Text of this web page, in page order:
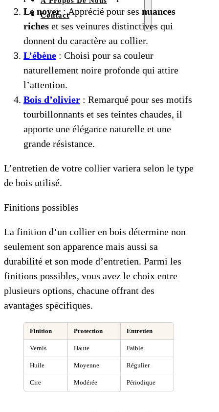
Contact
Le noyer : Apprécié pour ses nuances
riches et ses veinures distinctives qui
donnent du caractère au collier.
L’ébène : Choisi pour sa couleur
naturellement noire profonde qui attire
l’attention.
Bois d’olivier : Remarqué pour ses motifs
tourbillonnants et ses teintes chaudes, il
apporte une élégance naturelle et une
grande résistance.
L’entretien de votre collier variera selon le type
de bois utilisé.
Finitions possibles
La finition d’un collier en bois détermine non
seulement son apparence mais aussi sa
durabilité et son mode d’entretien. Parmi les
finitions possibles, vous avez le choix entre
plusieurs options, chacune offrant des
avantages spécifiques.
Finition Protection Entretien
Vernis Haute Faible
Huile Moyenne Régulier
Cire Modérée Périodique